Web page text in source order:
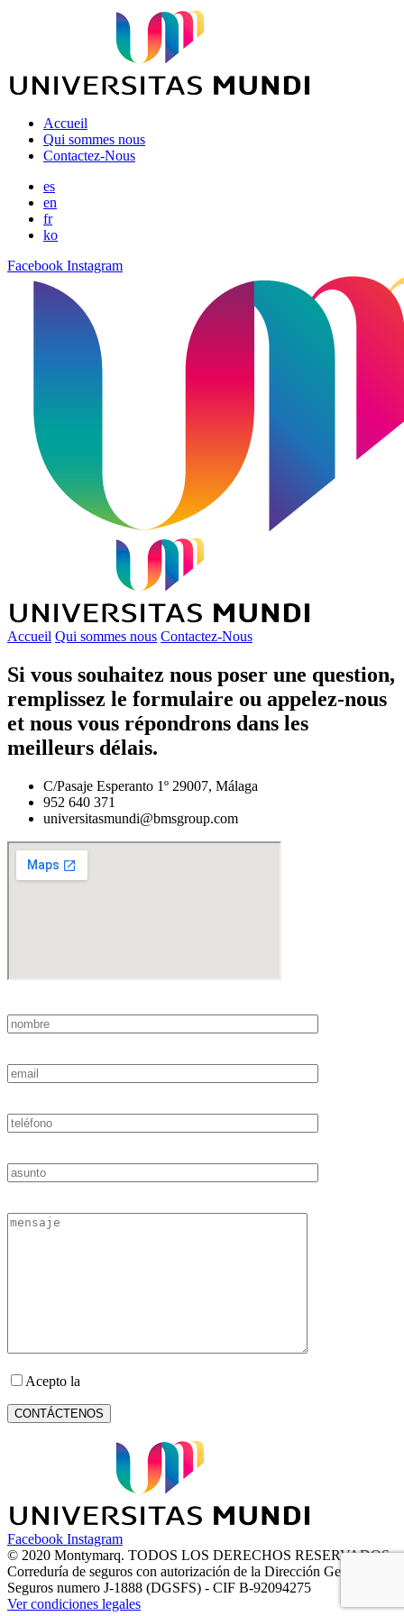
Accueil
Qui sommes nous
Contactez-Nous
es
en
fr
ko
Facebook Instagram
Accueil Qui sommes nous Contactez-Nous
Si vous souhaitez nous poser une question,
remplissez le formulaire ou appelez-nous
et nous vous répondrons dans les
meilleurs délais.
C/Pasaje Esperanto 1º 29007, Málaga
952 640 371
universitasmundi@bmsgroup.com
Acepto la
Facebook Instagram
© 2020 Montymarq. TODOS LOS DERECHOS RESERVADOS
Correduría de seguros con autorización de la Dirección General de
Seguros numero J-1888 (DGSFS) - CIF B-92094275
Ver condiciones legales